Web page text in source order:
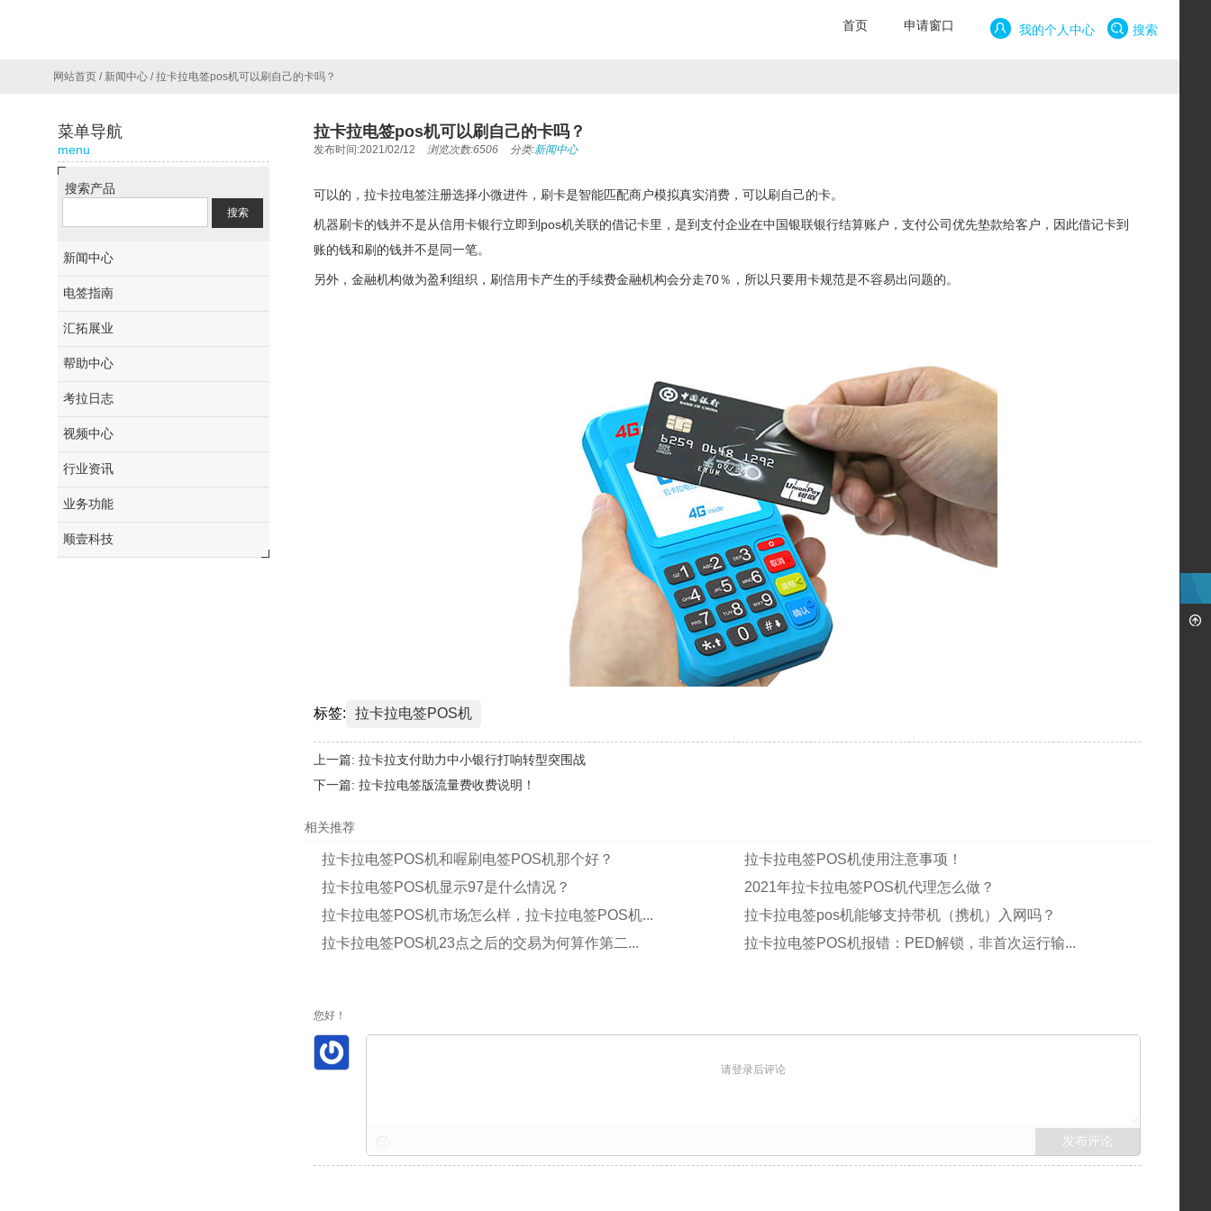
我的个人中心 搜索
首页 申请窗口
网站首页 / 新闻中心 /拉卡拉电签pos机可以刷自己的卡吗？
菜单导航
menu
搜索产品
新闻中心
电签指南
汇拓展业
帮助中心
考拉日志
视频中心
行业资讯
业务功能
顺壹科技
拉卡拉电签pos机可以刷自己的卡吗？
发布时间:2021/02/12 浏览次数:6506 分类:新闻中心
可以的，拉卡拉电签注册选择小微进件，刷卡是智能匹配商户模拟真实消费，可以刷自己的卡。
机器刷卡的钱并不是从信用卡银行立即到pos机关联的借记卡里，是到支付企业在中国银联银行结算账户，支付公司优先垫款给客户，因此借记卡到
账的钱和刷的钱并不是同一笔。
另外，金融机构做为盈利组织，刷信用卡产生的手续费金融机构会分走70％，所以只要用卡规范是不容易出问题的。
标签: 拉卡拉电签POS机
上一篇: 拉卡拉支付助力中小银行打响转型突围战
下一篇: 拉卡拉电签版流量费收费说明！
相关推荐
拉卡拉电签POS机和喔刷电签POS机那个好？
拉卡拉电签POS机使用注意事项！
拉卡拉电签POS机显示97是什么情况？
2021年拉卡拉电签POS机代理怎么做？
拉卡拉电签POS机市场怎么样，拉卡拉电签POS机...
拉卡拉电签pos机能够支持带机（携机）入网吗？
拉卡拉电签POS机23点之后的交易为何算作第二...
拉卡拉电签POS机报错：PED解锁，非首次运行输...
您好！
请登录后评论